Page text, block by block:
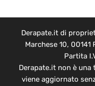
Derapate.it di
Marchese 10, 00141
Partita
Derapate.it non è
viene aggiornato